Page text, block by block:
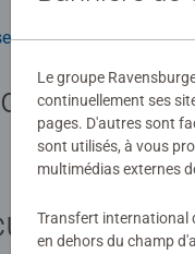
et informations
Le groupe
continuellement ses
pages. D'autres sont
sont utilisés, à vous
multimédias externes
Transfert international
en dehors du champ